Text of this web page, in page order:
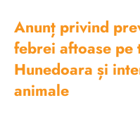
Anunț privind
febrei aftoase
Hunedoara și
animale